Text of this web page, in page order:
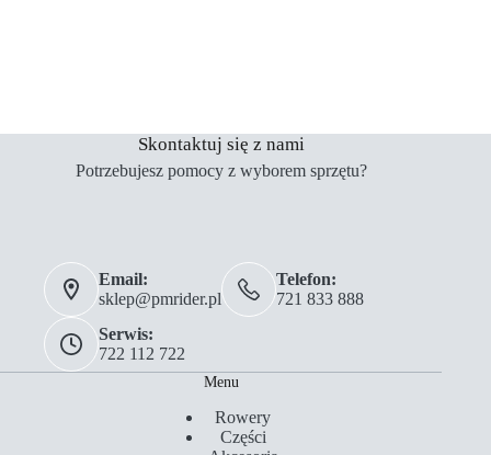
Skontaktuj się z nami
Potrzebujesz pomocy z wyborem sprzętu?
Email:
sklep@pmrider.pl
Telefon:
721 833 888
Serwis:
722 112 722
Menu
Rowery
Części